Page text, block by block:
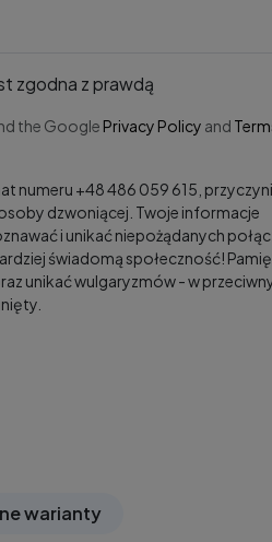
zgodna z prawdą
the Google Privacy Policy and
numeru +48 486 059 615,
dzwoniącej. Twoje informacje
i unikać niepożądanych
świadomą społeczność!
unikać wulgaryzmów - w
warianty